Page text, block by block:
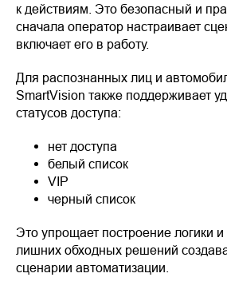
к действиям. Это безопасный и
сначала оператор настраивает
включает его в работу.
Для распознанных лиц и
SmartVision также поддерживает
статусов доступа:
нет доступа
белый список
VIP
черный список
Это упрощает построение логики и
лишних обходных решений
сценарии автоматизации.